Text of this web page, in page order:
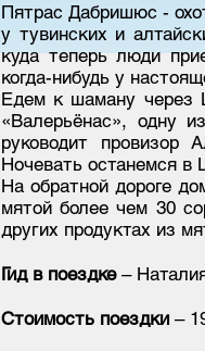
Пятрас Дабришюс -
у тувинских и
куда теперь люди
когда-нибудь у
Едем к шаману через
«Валерьёнас», одну
руководит провизор
Ночевать останемся в
На обратной дороге
мятой более чем 30
других продуктах из
Гид в поездке–
Стоимость поездки –